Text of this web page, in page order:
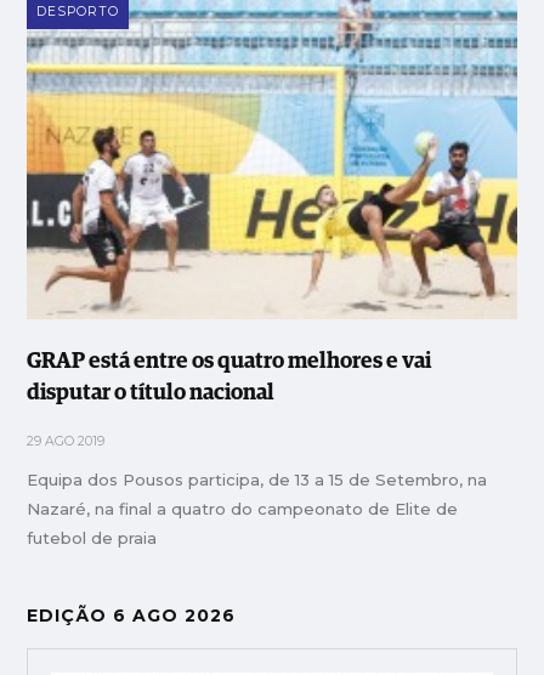
DESPORTO
GRAP está entre os quatro melhores e vai
disputar o título nacional
29 AGO 2019
Equipa dos Pousos participa, de 13 a 15 de Setembro, na
Nazaré, na final a quatro do campeonato de Elite de
futebol de praia
EDIÇÃO 6 AGO 2026